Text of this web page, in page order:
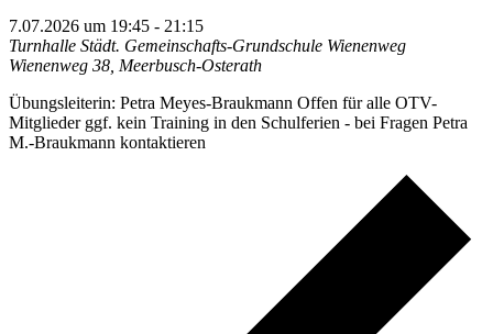
7.07.2026 um 19:45 - 21:15
Turnhalle Städt. Gemeinschafts-Grundschule Wienenweg
Wienenweg 38, Meerbusch-Osterath
Übungsleiterin: Petra Meyes-Braukmann Offen für alle OTV-
Mitglieder ggf. kein Training in den Schulferien - bei Fragen Petra
M.-Braukmann kontaktieren